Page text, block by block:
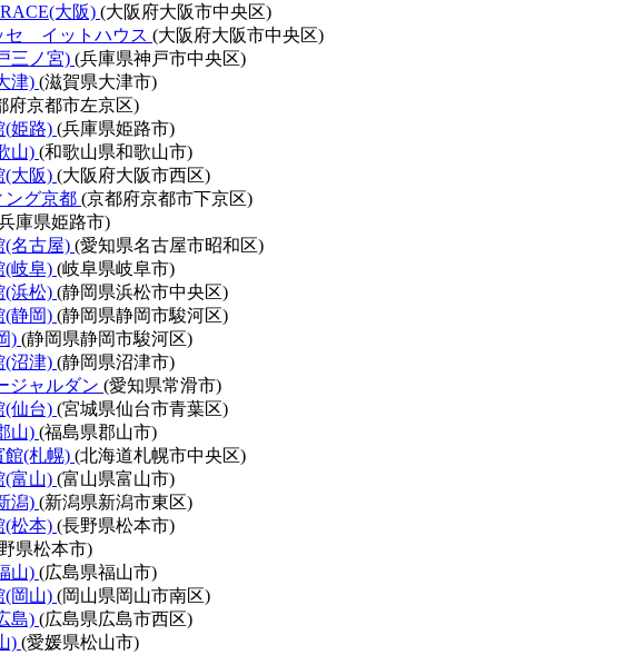
大阪) (大阪府大阪市中央区)
セ イットハウス (大阪府大阪市中央区)
三ノ宮) (兵庫県神戸市中央区)
津) (滋賀県大津市)
府京都市左京区)
(姫路) (兵庫県姫路市)
山) (和歌山県和歌山市)
(大阪) (大阪府大阪市西区)
ング京都 (京都府京都市下京区)
庫県姫路市)
(名古屋) (愛知県名古屋市昭和区)
(岐阜) (岐阜県岐阜市)
(浜松) (静岡県浜松市中央区)
(静岡) (静岡県静岡市駿河区)
) (静岡県静岡市駿河区)
(沼津) (静岡県沼津市)
ジャルダン (愛知県常滑市)
(仙台) (宮城県仙台市青葉区)
山) (福島県郡山市)
館(札幌) (北海道札幌市中央区)
(富山) (富山県富山市)
潟) (新潟県新潟市東区)
(松本) (長野県松本市)
県松本市)
山) (広島県福山市)
(岡山) (岡山県岡山市南区)
島) (広島県広島市西区)
) (愛媛県松山市)